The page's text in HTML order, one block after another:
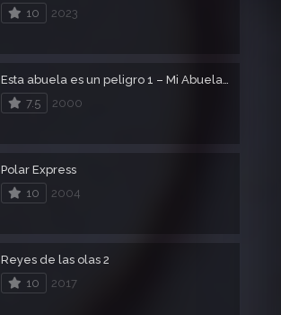
10
2023
Esta abuela es un peligro 1 – Mi Abuela es un Peligro 1
7.5
2000
Polar Express
10
2004
Reyes de las olas 2
10
2017